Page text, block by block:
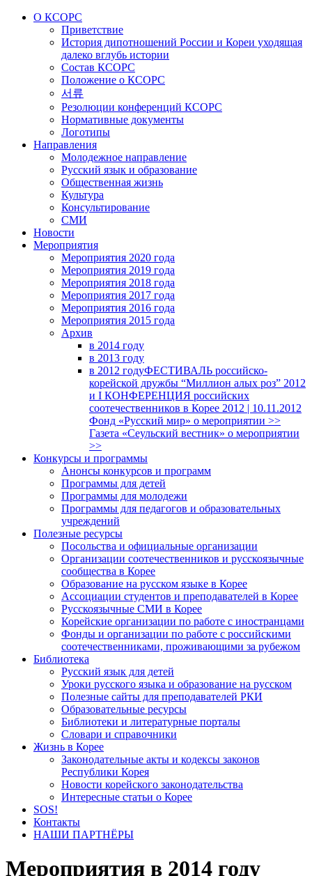
О КСОРС
Приветствие
История дипотношений России и Кореи уходящая
далеко вглубь истории
Состав КСОРС
Положение о КСОРС
서류
Резолюции конференций КСОРС
Нормативные документы
Логотипы
Направления
Молодежное направление
Русский язык и образование
Общественная жизнь
Культура
Консультирование
СМИ
Новости
Мероприятия
Мероприятия 2020 года
Мероприятия 2019 года
Мероприятия 2018 годa
Мероприятия 2017 года
Мероприятия 2016 года
Мероприятия 2015 года
Архив
в 2014 году
в 2013 году
в 2012 годуФЕСТИВАЛЬ российско-
корейской дружбы “Миллион алых роз” 2012
и I КОНФЕРЕНЦИЯ российских
соотечественников в Корее 2012 | 10.11.2012
Фонд «Русский мир» о мероприятии >>
Газета «Сеульский вестник» о мероприятии
>>
Конкурсы и программы
Анонсы конкурсов и программ
Программы для детей
Программы для молодежи
Программы для педагогов и образовательных
учреждений
Полезные ресурсы
Посольства и официальные организации
Организации соотечественников и русскоязычные
сообщества в Корее
Образование на русском языке в Корее
Ассоциации студентов и преподавателей в Корее
Русскоязычные СМИ в Корее
Корейские организации по работе с иностранцами
Фонды и организации по работе с российскими
соотечественниками, проживающими за рубежом
Библиотека
Русский язык для детей
Уроки русского языка и образование на русском
Полезные сайты для преподавателей РКИ
Образовательные ресурсы
Библиотеки и литературные порталы
Словари и справочники
Жизнь в Корее
Законодательные акты и кодексы законов
Республики Корея
Новости корейского законодательства
Интересные статьи о Корее
SOS!
Контакты
НАШИ ПАРТНЁРЫ
Мероприятия в 2014 году